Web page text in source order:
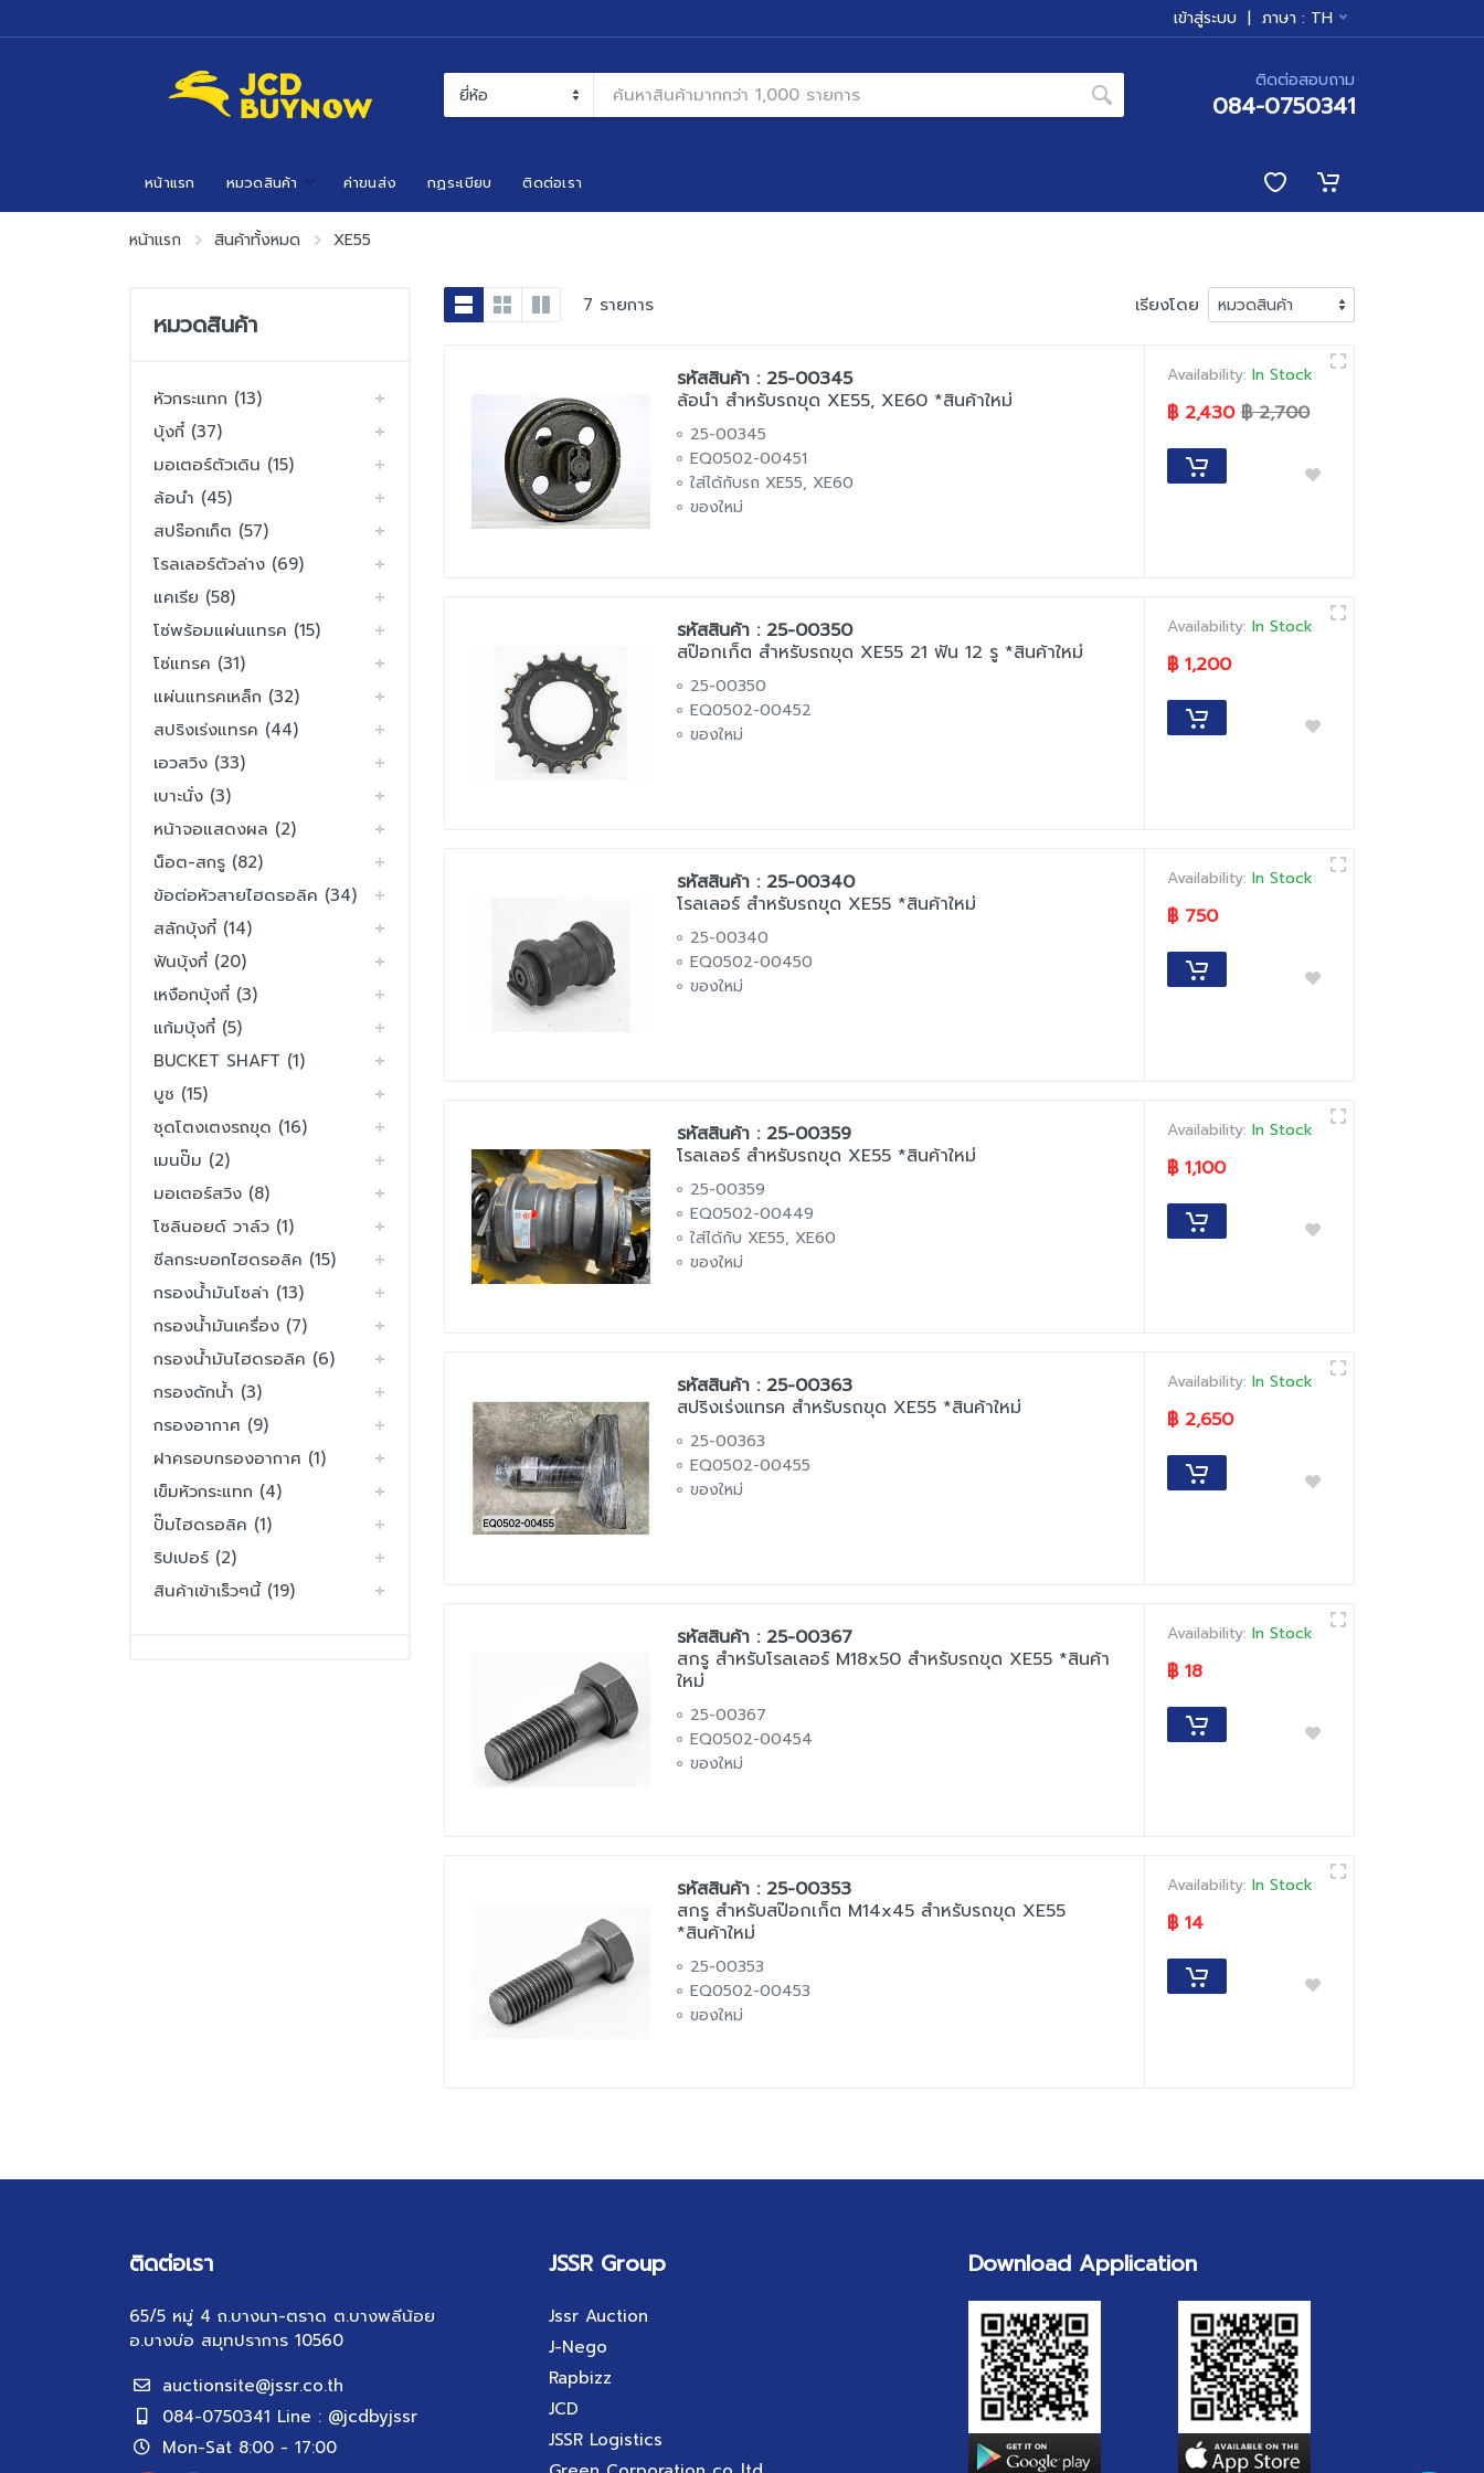
เข้าสู่ระบบ | ภาษา : TH
ติดต่อสอบถาม
084-0750341
หน้าแรก หมวดสินค้า ค่าขนส่ง กฏระเบียบ ติดต่อเรา
หน้าแรก สินค้าทั้งหมด XE55
หมวดสินค้า
หัวกระแทก (13)
บุ้งกี๋ (37)
มอเตอร์ตัวเดิน (15)
ล้อนำ (45)
สปร๊อกเก็ต (57)
โรลเลอร์ตัวล่าง (69)
แคเรีย (58)
โซ่พร้อมแผ่นแทรค (15)
โซ่แทรค (31)
แผ่นแทรคเหล็ก (32)
สปริงเร่งแทรค (44)
เอวสวิง (33)
เบาะนั่ง (3)
หน้าจอแสดงผล (2)
น็อต-สกรู (82)
ข้อต่อหัวสายไฮดรอลิค (34)
สลักบุ้งกี๋ (14)
ฟันบุ้งกี๋ (20)
เหงือกบุ้งกี๋ (3)
แก้มบุ้งกี๋ (5)
BUCKET SHAFT (1)
บูช (15)
ชุดโตงเตงรถขุด (16)
เมนปั๊ม (2)
มอเตอร์สวิง (8)
โซลินอยด์ วาล์ว (1)
ซีลกระบอกไฮดรอลิค (15)
กรองน้ำมันโซล่า (13)
กรองน้ำมันเครื่อง (7)
กรองน้ำมันไฮดรอลิค (6)
กรองดักน้ำ (3)
กรองอากาศ (9)
ฝาครอบกรองอากาศ (1)
เข็มหัวกระแทก (4)
ปั๊มไฮดรอลิค (1)
ริปเปอร์ (2)
สินค้าเข้าเร็วๆนี้ (19)
7 รายการ เรียงโดย
รหัสสินค้า : 25-00345
ล้อนำ สำหรับรถขุด XE55, XE60 *สินค้าใหม่
25-00345
EQ0502-00451
ใส่ได้กับรถ XE55, XE60
ของใหม่
Availability: In Stock
฿ 2,430 ฿ 2,700
รหัสสินค้า : 25-00350
สป๊อกเก็ต สำหรับรถขุด XE55 21 ฟัน 12 รู *สินค้าใหม่
25-00350
EQ0502-00452
ของใหม่
Availability: In Stock
฿ 1,200
รหัสสินค้า : 25-00340
โรลเลอร์ สำหรับรถขุด XE55 *สินค้าใหม่
25-00340
EQ0502-00450
ของใหม่
Availability: In Stock
฿ 750
รหัสสินค้า : 25-00359
โรลเลอร์ สำหรับรถขุด XE55 *สินค้าใหม่
25-00359
EQ0502-00449
ใส่ได้กับ XE55, XE60
ของใหม่
Availability: In Stock
฿ 1,100
รหัสสินค้า : 25-00363
สปริงเร่งแทรค สำหรับรถขุด XE55 *สินค้าใหม่
25-00363
EQ0502-00455
ของใหม่
Availability: In Stock
฿ 2,650
รหัสสินค้า : 25-00367
สกรู สำหรับโรลเลอร์ M18x50 สำหรับรถขุด XE55 *สินค้า
ใหม่
25-00367
EQ0502-00454
ของใหม่
Availability: In Stock
฿ 18
รหัสสินค้า : 25-00353
สกรู สำหรับสป๊อกเก็ต M14x45 สำหรับรถขุด XE55
*สินค้าใหม่
25-00353
EQ0502-00453
ของใหม่
Availability: In Stock
฿ 14
ติดต่อเรา
65/5 หมู่ 4 ถ.บางนา-ตราด ต.บางพลีน้อย
อ.บางบ่อ สมุทปราการ 10560
auctionsite@jssr.co.th
084-0750341 Line : @jcdbyjssr
Mon-Sat 8:00 - 17:00
JSSR Group
Jssr Auction
J-Nego
Rapbizz
JCD
JSSR Logistics
Download Application